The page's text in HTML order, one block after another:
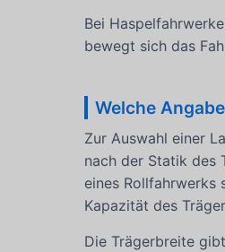
Bei
bewegt sich das
Welche
Zur Auswahl einer
nach der Statik des
eines Rollfahrwerks
Kapazität des
Die Trägerbreite